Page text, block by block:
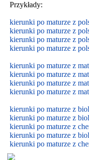
Przykłady:
kierunki po maturze z
kierunki po maturze z
kierunki po maturze z
kierunki po maturze z
kierunki po maturze z
kierunki po maturze z
kierunki po maturze z
kierunki po maturze z
kierunki po maturze z
kierunki po maturze z
kierunki po maturze z
kierunki po maturze z
kierunki po maturze z